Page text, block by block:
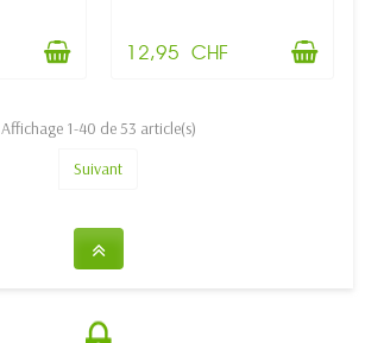
12,95 CHF
Affichage 1-40 de 53 article(s)
Suivant